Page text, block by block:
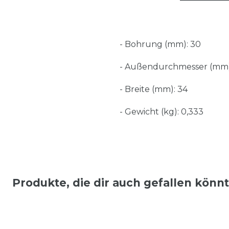
- Bohrung (mm): 30
- Außendurchmesser
- Breite (mm): 34
- Gewicht (kg): 0,333
Produkte, die dir auch gefallen